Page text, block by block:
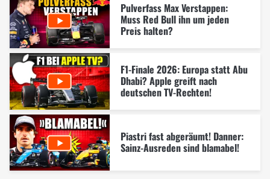
Pulverfass Max Verstappen:
Muss Red Bull ihn um jeden
Preis halten?
F1-Finale 2026: Europa statt Abu
Dhabi? Apple greift nach
deutschen TV-Rechten!
Piastri fast abgeräumt! Danner:
Sainz-Ausreden sind blamabel!